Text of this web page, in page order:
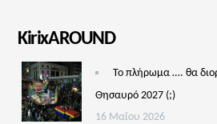
KirixAROUND
Το πλήρωμα …. θα
Θησαυρό 2027 (;)
16 Μαΐου 2026